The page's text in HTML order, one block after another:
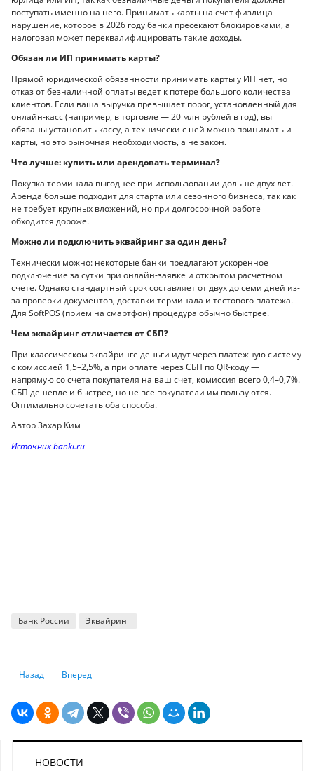
поступать именно на него. Принимать карты на счет физлица —
нарушение, которое в 2026 году банки пресекают блокировками, а
налоговая может переквалифицировать такие доходы.
Обязан ли ИП принимать карты?
Прямой юридической обязанности принимать карты у ИП нет, но
отказ от безналичной оплаты ведет к потере большого количества
клиентов. Если ваша выручка превышает порог, установленный для
онлайн-касс (например, в торговле — 20 млн рублей в год), вы
обязаны установить кассу, а технически с ней можно принимать и
карты, но это рыночная необходимость, а не закон.
Что лучше: купить или арендовать терминал?
Покупка терминала выгоднее при использовании дольше двух лет.
Аренда больше подходит для старта или сезонного бизнеса, так как
не требует крупных вложений, но при долгосрочной работе
обходится дороже.
Можно ли подключить эквайринг за один день?
Технически можно: некоторые банки предлагают ускоренное
подключение за сутки при онлайн-заявке и открытом расчетном
счете. Однако стандартный срок составляет от двух до семи дней из-
за проверки документов, доставки терминала и тестового платежа.
Для SoftPOS (прием на смартфон) процедура обычно быстрее.
Чем эквайринг отличается от СБП?
При классическом эквайринге деньги идут через платежную систему
с комиссией 1,5–2,5%, а при оплате через СБП по QR-коду —
напрямую со счета покупателя на ваш счет, комиссия всего 0,4–0,7%.
СБП дешевле и быстрее, но не все покупатели им пользуются.
Оптимально сочетать оба способа.
Автор Захар Ким
Источник banki.ru
Банк России Эквайринг
Предыдущий: Перепланировка в квартире: что можно, что нельзя в
Назад Следующий: Туристам из Казахстана грозят опасные
Вперед
НОВОСТИ